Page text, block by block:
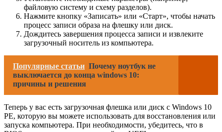
файловую систему и схему разделов).
Нажмите кнопку «Записать» или «Старт», чтобы начать
процесс записи образа на флешку или диск.
Дождитесь завершения процесса записи и извлеките
загрузочный носитель из компьютера.
Популярные статьи Почему ноутбук не
выключается до конца windows 10:
причины и решения
Теперь у вас есть загрузочная флешка или диск с Windows 10
PE, которую вы можете использовать для восстановления или
запуска компьютера. При необходимости, убедитесь, что в